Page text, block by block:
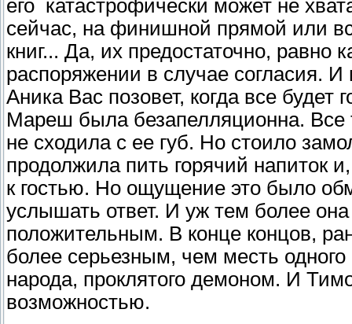
его катастрофически может не
сейчас, на финишной прямой или
книг... Да, их предостаточно, равно
распоряжении в случае согласия.
Аника Вас позовет, когда все будет
Мареш была безапелляционна. Все
не сходила с ее губ. Но стоило
продолжила пить горячий напиток
к гостью. Но ощущение это было
услышать ответ. И уж тем более
положительным. В конце концов,
более серьезным, чем месть
народа, проклятого демоном. И
возможностью.